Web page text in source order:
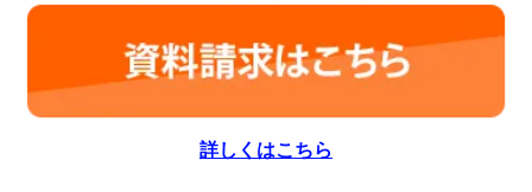
詳しくはこちら